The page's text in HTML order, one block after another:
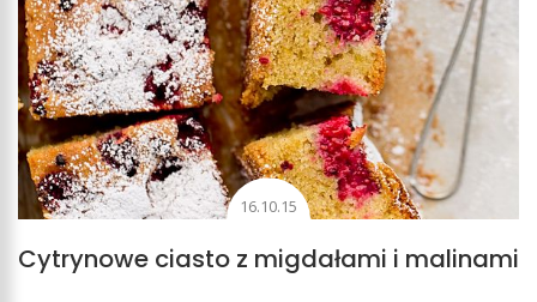
16.10.15
Cytrynowe ciasto z migdałami i malinami